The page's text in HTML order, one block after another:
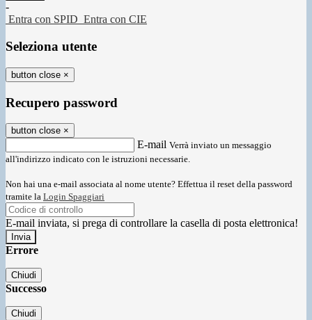
-
Entra con SPID Entra con CIE
Seleziona utente
button close ×
Recupero password
button close ×
E-mail Verrà inviato un messaggio
all'indirizzo indicato con le istruzioni necessarie.
Non hai una e-mail associata al nome utente? Effettua il reset della password
tramite la Login Spaggiari
E-mail inviata, si prega di controllare la casella di posta elettronica!
Errore
Chiudi
Successo
Chiudi